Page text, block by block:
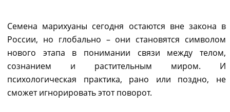
Семена марихуаны сегодня остаются вне закона в
России, но глобально – они становятся символом
нового этапа в понимании связи между телом,
сознанием и растительным миром. И
психологическая практика, рано или поздно, не
сможет игнорировать этот поворот.